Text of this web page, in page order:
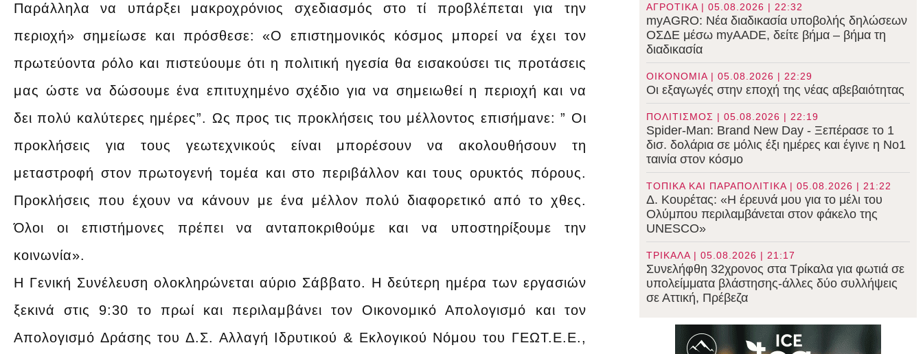
Παράλληλα να υπάρξει μακροχρόνιος σχεδιασμός στο τί προβλέπεται για την
περιοχή» σημείωσε και πρόσθεσε: «Ο επιστημονικός κόσμος μπορεί να έχει τον
πρωτεύοντα ρόλο και πιστεύουμε ότι η πολιτική ηγεσία θα εισακούσει τις προτάσεις
μας ώστε να δώσουμε ένα επιτυχημένο σχέδιο για να σημειωθεί η περιοχή και να
δει πολύ καλύτερες ημέρες”. Ως προς τις προκλήσεις του μέλλοντος επισήμανε: ” Οι
προκλήσεις για τους γεωτεχνικούς είναι μπορέσουν να ακολουθήσουν τη
μεταστροφή στον πρωτογενή τομέα και στο περιβάλλον και τους ορυκτός πόρους.
Προκλήσεις που έχουν να κάνουν με ένα μέλλον πολύ διαφορετικό από το χθες.
Όλοι οι επιστήμονες πρέπει να ανταποκριθούμε και να υποστηρίξουμε την
κοινωνία».
Η Γενική Συνέλευση ολοκληρώνεται αύριο Σάββατο. Η δεύτερη ημέρα των εργασιών
ξεκινά στις 9:30 το πρωί και περιλαμβάνει τον Οικονομικό Απολογισμό και τον
Απολογισμό Δράσης του Δ.Σ. Αλλαγή Ιδρυτικού & Εκλογικού Νόμου του ΓΕΩΤ.Ε.Ε.,
ΑΓΡΟΤΙΚΑ | 05.08.2026 | 22:32
myAGRO: Νέα διαδικασία υποβολής δηλώσεων
ΟΣΔΕ μέσω myAADE, δείτε βήμα – βήμα τη
διαδικασία
ΟΙΚΟΝΟΜΙΑ | 05.08.2026 | 22:29
Οι εξαγωγές στην εποχή της νέας αβεβαιότητας
ΠΟΛΙΤΙΣΜΟΣ | 05.08.2026 | 22:19
Spider-Man: Brand New Day - Ξεπέρασε το 1
δισ. δολάρια σε μόλις έξι ημέρες και έγινε η Νο1
ταινία στον κόσμο
ΤΟΠΙΚΑ ΚΑΙ ΠΑΡΑΠΟΛΙΤΙΚΑ | 05.08.2026 | 21:22
Δ. Κουρέτας: «Η έρευνά μου για το μέλι του
Ολύμπου περιλαμβάνεται στον φάκελο της
UNESCO»
ΤΡΙΚΑΛΑ | 05.08.2026 | 21:17
Συνελήφθη 32χρονος στα Τρίκαλα για φωτιά σε
υπολείμματα βλάστησης-άλλες δύο συλλήψεις
σε Αττική, Πρέβεζα